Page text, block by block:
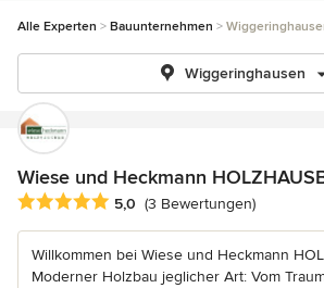
Alle Experten Bauunternehmen
Wiggeringhausen
Wiese und Heckmann
Durchschnittliche Bewertung: 5 von 5
5,0 (3 Bewertungen)
Willkommen bei Wiese und Heckmann
Moderner Holzbau jeglicher Art: Vom